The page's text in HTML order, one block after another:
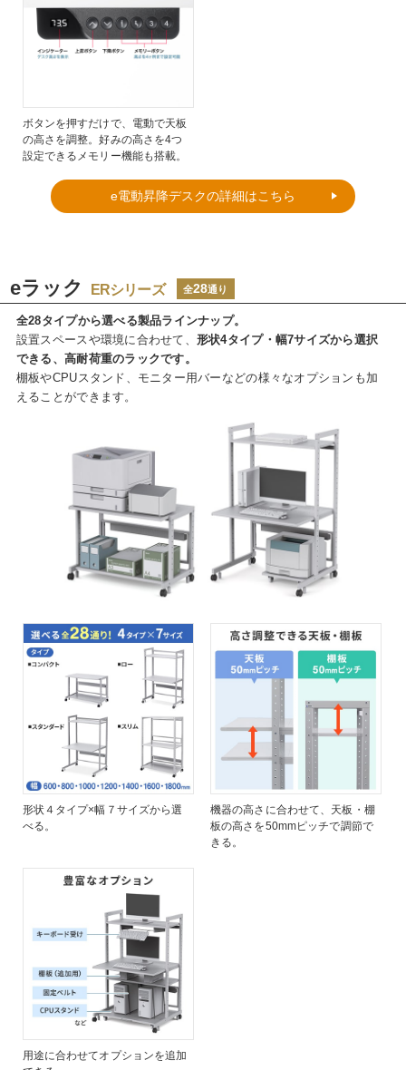
ボタンを押すだけで、電動で天板
の高さを調整。好みの高さを4つ
設定できるメモリー機能も搭載。
e電動昇降デスクの詳細はこちら
eラック ERシリーズ 全28通り
全28タイプから選べる製品ラインナップ。
設置スペースや環境に合わせて、 形状4タイプ・幅7サイズから選択
できる、高耐荷重のラックです。
棚板やCPUスタンド、モニター用バーなどの様々なオプションも加
えることができます。
形状４タイプ×幅７サイズから選
べる。
機器の高さに合わせて、天板・棚
板の高さを50mmピッチで調節で
きる。
用途に合わせてオプションを追加